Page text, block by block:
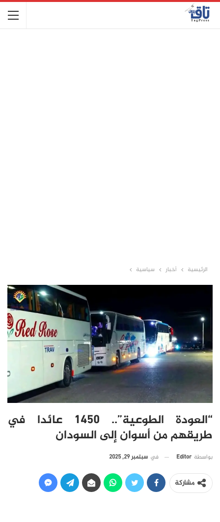
الرئيسية أخبار سياسية
“العودة الطوعية”.. 1450 عائدا في
طريقهم من أسوان إلى السودان
بواسطة Editor في سبتمبر 29, 2025
مشاركة